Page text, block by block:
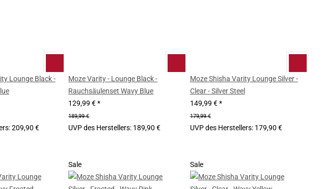
Lounge Black -
:209,90 €
Moze Varity - Lounge Black -
Rauchsäulenset Wavy Blue
129,99 €*
189,99 €
UVP des Herstellers: 189,90 €
Moze Shisha Varity Lounge Silver -
Clear - Silver Steel
149,99 €*
179,99 €
UVP des Herstellers: 179,90 €
Sale Sale